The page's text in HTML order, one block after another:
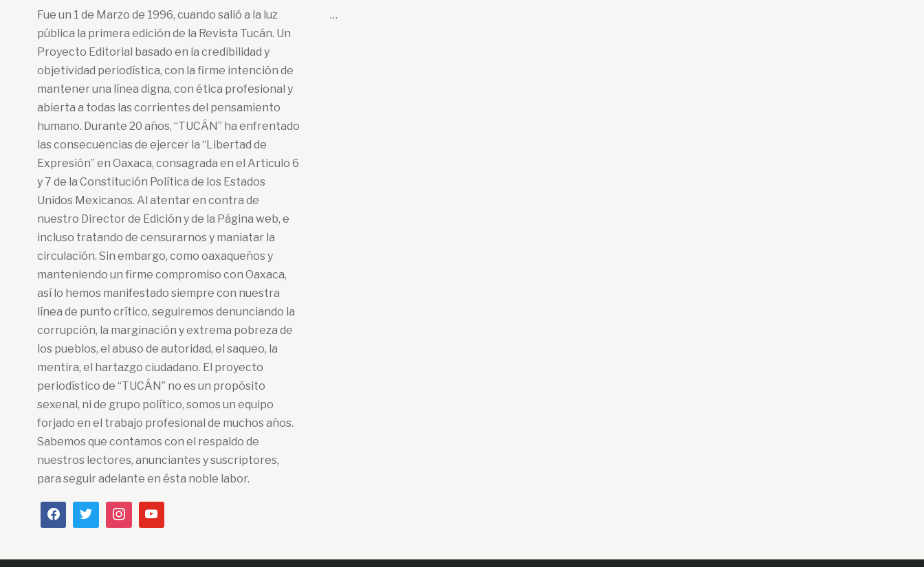
Fue un 1 de Marzo de 1996, cuando salió a la luz
pública la primera edición de la Revista Tucán. Un
Proyecto Editorial basado en la credibilidad y
objetividad periodística, con la firme intención de
mantener una línea digna, con ética profesional y
abierta a todas las corrientes del pensamiento
humano. Durante 20 años, “TUCÁN” ha enfrentado
las consecuencias de ejercer la “Libertad de
Expresión” en Oaxaca, consagrada en el Articulo 6
y 7 de la Constitución Política de los Estados
Unidos Mexicanos. Al atentar en contra de
nuestro Director de Edición y de la Página web, e
incluso tratando de censurarnos y maniatar la
circulación. Sin embargo, como oaxaqueños y
manteniendo un firme compromiso con Oaxaca,
así lo hemos manifestado siempre con nuestra
línea de punto crítico, seguiremos denunciando la
corrupción, la marginación y extrema pobreza de
los pueblos, el abuso de autoridad, el saqueo, la
mentira, el hartazgo ciudadano. El proyecto
periodístico de “TUCÁN” no es un propósito
sexenal, ni de grupo político, somos un equipo
forjado en el trabajo profesional de muchos años.
Sabemos que contamos con el respaldo de
nuestros lectores, anunciantes y suscriptores,
para seguir adelante en ésta noble labor.
…